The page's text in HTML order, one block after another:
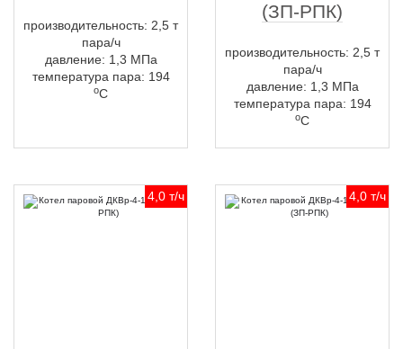
производительность: 2,5 т
пара/ч
давление: 1,3 МПа
температура пара: 194
оС
(ЗП-РПК)
производительность: 2,5 т
пара/ч
давление: 1,3 МПа
температура пара: 194
оС
4,0 т/ч 4,0 т/ч